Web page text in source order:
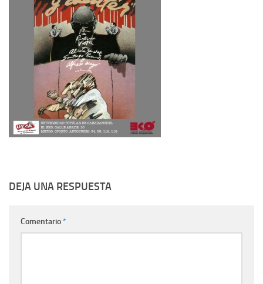
DEJA UNA RESPUESTA
Comentario*